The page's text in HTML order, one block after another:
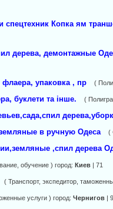
Копка ям
дерева, демонтажные
флаера, упаковка , пр (
буклети та інше. (
в ручную Одеса
(
,спил дерева
обучение ) город: Киев| 71
( Транспорт, экспедитор,
услуги ) город: Чернигов|